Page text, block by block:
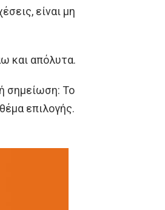
είναι μη
και απόλυτα.
σημείωση: Το
επιλογής.